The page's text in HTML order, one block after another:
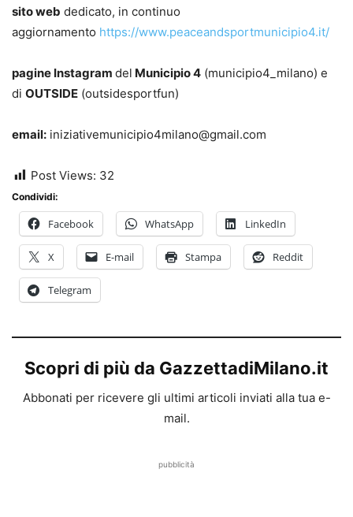
sito web dedicato, in continuo
aggiornamento https://www.peaceandsportmunicipio4.it/
pagine Instagram del Municipio 4 (municipio4_milano) e
di OUTSIDE (outsidesportfun)
email: iniziativemunicipio4milano@gmail.com
Post Views: 32
Condividi:
Facebook WhatsApp LinkedIn
X E-mail Stampa Reddit
Telegram
Scopri di più da GazzettadiMilano.it
Abbonati per ricevere gli ultimi articoli inviati alla tua e-
mail.
pubblicità